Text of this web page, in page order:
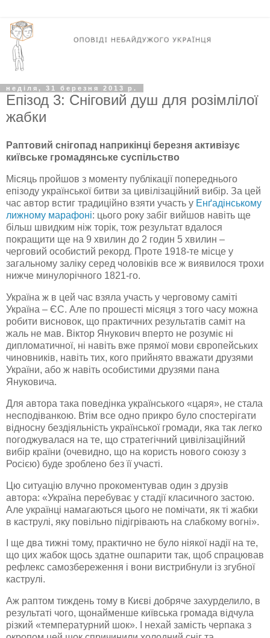
неділя, 31 березня 2013 р.
Епізод 3: Сніговий душ для розімлілої
жабки
Раптовий снігопад наприкінці березня активізує
київське громадянське суспільство
Місяць пройшов з моменту публікації попереднього
епізоду української битви за цивілізаційний вибір. За цей
час автор встиг традиційно взяти участь у Енґадінському
лижному марафоні: цього року забіг вийшов навіть ще
більш швидким ніж торік, тож результат вдалося
покращити ще на 9 хвилин до 2 годин 5 хвилин –
черговий особистий рекорд. Проте 1918-те місце у
загальному заліку серед чоловіків все ж виявилося трохи
нижче минулорічного 1821-го.
Україна ж в цей час взяла участь у черговому саміті
Україна – ЄС. Але по прошесті місяця з того часу можна
робити висновок, що практичних результатів саміт на
жаль не мав. Віктор Янукович вперто не розуміє ні
дипломатичної, ні навіть вже прямої мови європейських
чиновників, навіть тих, кого прийнято вважати друзями
України, або ж навіть особистими друзями пана
Януковича.
Для автора така поведінка українського «царя», не стала
несподіванкою. Втім все одно прикро було спостерігати
відносну бездіяльність української громади, яка так легко
погоджувалася на те, що стратегічний цивілізаційний
вибір країни (очевидно, що на користь нового союзу з
Росією) буде зроблено без її участі.
Цю ситуацію влучно прокоментував один з друзів
автора: «Україна перебуває у стадії класичного застою.
Але українці намагаються цього не помічати, як ті жабки
в каструлі, яку повільно підігрівають на слабкому вогні».
І ще два тижні тому, практично не було ніякої надії на те,
що цих жабок щось здатне ошпарити так, щоб спрацював
рефлекс самозбереження і вони вистрибнули із згубної
каструлі.
Аж раптом тиждень тому в Києві добряче захурделило, в
результаті чого, щонайменше київська громада відчула
різкий «температурний шок». І нехай замість черпака з